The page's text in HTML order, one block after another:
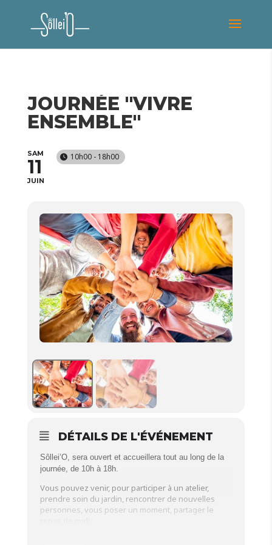
JOURNÉE "VIVRE
ENSEMBLE"
SAM
11
JUIN
10h00 - 18h00
DÉTAILS DE L'ÉVÉNEMENT
Sôllei’O, sera ouvert et accueillera tout au long de la
journée, de 10h à 18h.
Vous pouvez venir, pour participer à un atelier,
prendre soin du jardin, rencontrer de nouvelles
personnes, vous poser un moment, partager le